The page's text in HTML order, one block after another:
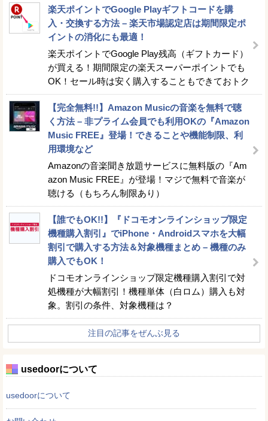
楽天ポイントでGoogle Playギフトコードを購
入・交換する方法 – 楽天市場認定店は期間限定ポ
イントの消化にも最適！
楽天ポイントでGoogle Play残高（ギフトカード）
が買える！期間限定の楽天スーパーポイントでも
OK！セール時は安く購入することもできておトク
【完全無料!!】Amazon Musicの音楽を無料で聴
く方法 – 非プライム会員でも利用OKの『Amazon
Music FREE』登場！できることや機能制限、利
用環境など
Amazonの音楽聞き放題サービスに無料版の『Am
azon Music FREE』が登場！マジで無料で音楽が
聴ける（もちろん制限あり）
【誰でもOK!!】『ドコモオンラインショップ限定
機種購入割引』でiPhone・Androidスマホを大幅
割引で購入する方法＆対象機種まとめ – 機種のみ
購入でもOK！
ドコモオンラインショップ限定機種購入割引で対
処機種が大幅割引！機種単体（白ロム）購入も対
象。割引の条件、対象機種は？
注目の記事をぜんぶ見る
usedoorについて
usedoorについて